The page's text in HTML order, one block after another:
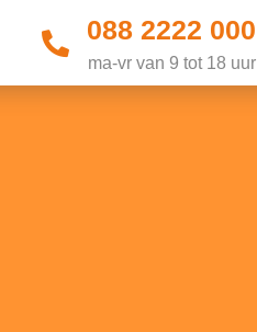
088 2222 000
ma-vr van 9 tot 18 uur